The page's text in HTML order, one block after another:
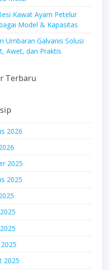
Kawat Ayam Petelur
Model & Kapasitas
Umbaran Galvanis Solusi
Awet, dan Praktis
Terbaru
2026
2025
2025
2025